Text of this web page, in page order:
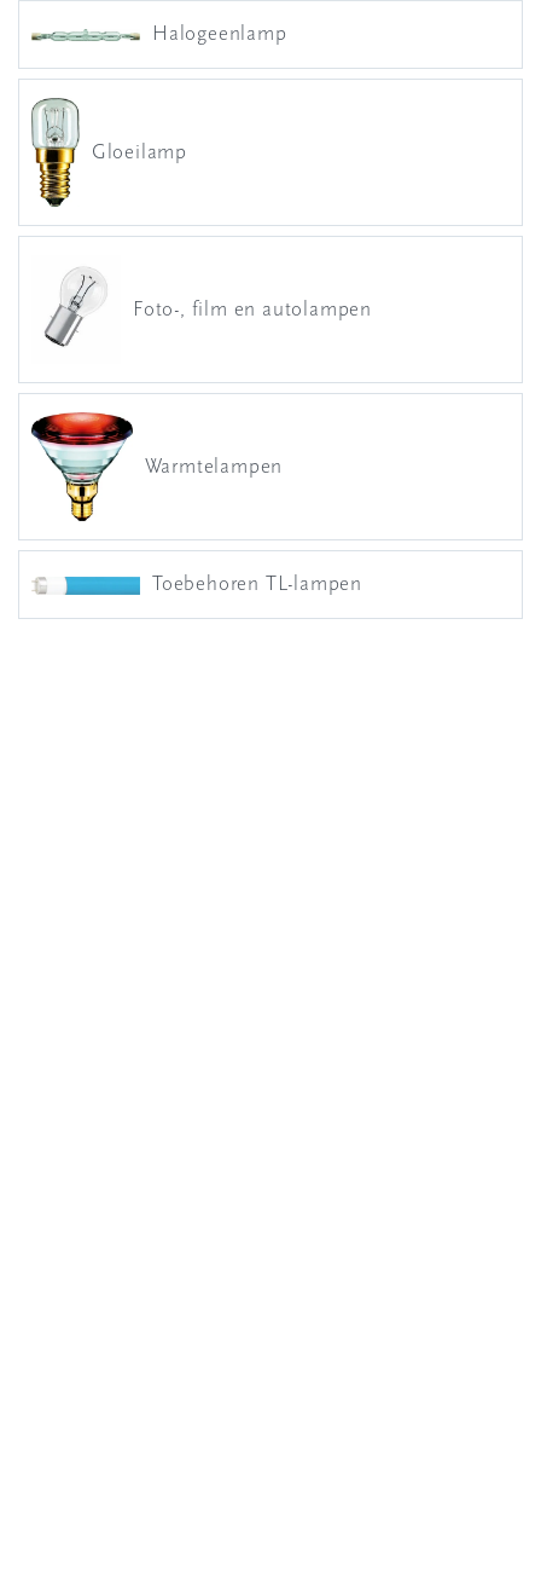
Halogeenlamp
Gloeilamp
Foto-, film en autolampen
Warmtelampen
Toebehoren TL-lampen